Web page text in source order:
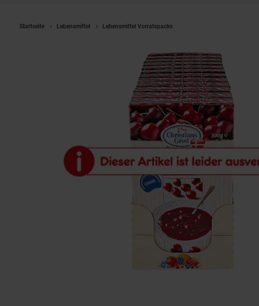
Startseite Lebensmittel Lebensmittel Vorratspacks